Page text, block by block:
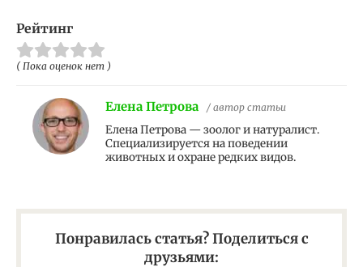
Рейтинг
( Пока оценок нет )
Елена Петрова / автор статьи
Елена Петрова — зоолог и натуралист.
Специализируется на поведении
животных и охране редких видов.
Понравилась статья? Поделиться с
друзьями: